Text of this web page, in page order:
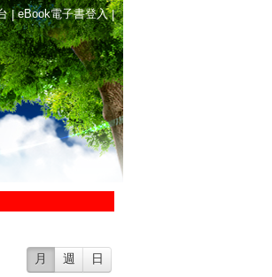
|eBook電子書登入|